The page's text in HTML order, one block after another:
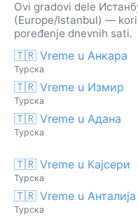
Ovi gradovi dele
(Europe/Istanbul) —
poređenje dnevnih sati.
🇹🇷 Vreme u Анкара
Турска
🇹🇷 Vreme u Измир
Турска
🇹🇷 Vreme u Адана
Турска
🇹🇷 Vreme u Кајсери
Турска
🇹🇷 Vreme u Анталија
Турска